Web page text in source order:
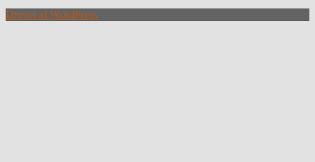
Drevet af WordPress